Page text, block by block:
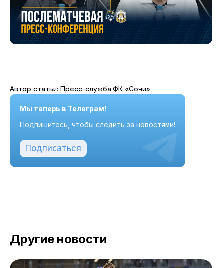
Автор статьи: Пресс-служба ФК «Сочи»
Мы теперь в Телеграм!
Подпишитесь, чтобы следить за новостями!
Подписаться
Другие новости